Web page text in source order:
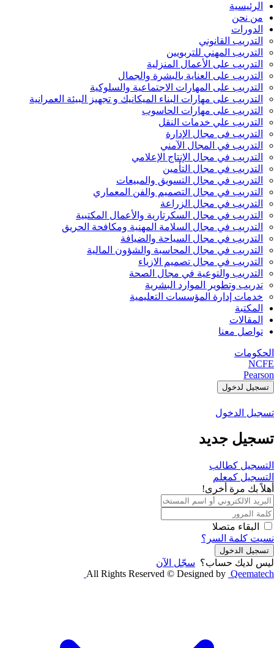
الرئيسية
من نحن
الدورات
التدريب القانوني
التدريب المهني للتربويين
التدريب على الأعمال المنزلية
التدريب على العناية بالبشرة والجمال
التدريب على المهارات الاجتماعية والسلوكية
التدريب على مهارات البناء الميكانيك و تجهيز البيئة العمرانية
التدريب على مهارات الحاسوب
التدريب علي خدمات النقل
التدريب فى مجال الإدارة
التدريب في المجال الآمني
التدريب في مجال الإنتاج الإعلامي
التدريب في مجال التأمين
التدريب في مجال التسويق والمبيعات
التدريب في مجال التصميم والفن المعماري
التدريب في مجال الزراعة
التدريب في مجال السكرتارية والأعمال المكتبية
التدريب في مجال السلامة المهنية ومكافحة الحريق
التدريب في مجال السياحة والضيافة
التدريب في مجال المحاسبة والشؤون المالية
التدريب في مجال تصميم الازياء
التدريب والتوعية في مجال الصحة
تدريب وتطوير الموارد البشرية
خدمات إدارة المؤسسات التعليمية
المكتبة
المقالات
تواصل معنا
الحكومات
NCFE
Pearson
تسجيل لدخول
تسجيل الدخول
تسجيل جديد
التسجيل كطالب
التسجيل كمعلم
أهلاً بك مرة أخرى!
البقاء متصلا
نسيت كلمة السر؟
تسجيل الدخول
ليس لديك حساب؟ سجّل الآن
All Rights Reserved © Designed by Qeematech